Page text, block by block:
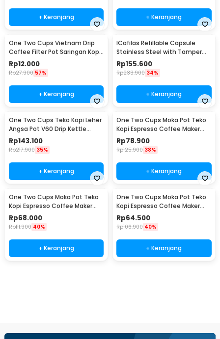
+ Keranjang + Keranjang
One Two Cups Vietnam Drip
Coffee Filter Pot Saringan Kopi
114ml 6Q - LC1
Rp12.000
Rp27.900 57%
+ Keranjang
ICafilas Refillable Capsule
Stainless Steel with Tamper
for Nespresso - F456
Rp155.600
Rp233.900 34%
+ Keranjang
One Two Cups Teko Kopi Leher
Angsa Pot V60 Drip Kettle
960ml - RF-15
Rp143.100
Rp217.900 35%
+ Keranjang
One Two Cups Moka Pot Teko
Kopi Espresso Coffee Maker
Stovetop 6 Cup 300ml - Z21
Rp78.900
Rp125.900 38%
+ Keranjang
One Two Cups Moka Pot Teko
Kopi Espresso Coffee Maker
Stovetop 4 Cup 200ml - Z21
Rp68.000
Rp111.900 40%
+ Keranjang
One Two Cups Moka Pot Teko
Kopi Espresso Coffee Maker
Stovetop 2 Cup 100ml - Z21
Rp64.500
Rp106.900 40%
+ Keranjang